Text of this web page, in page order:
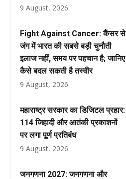
9 August, 2026
Fight Against Cancer: कैंसर से
जंग में भारत की सबसे बड़ी चुनौती
इलाज नहीं, समय पर पहचान है; जानिए
कैसे बदल सकती है तस्वीर
9 August, 2026
महाराष्ट्र सरकार का डिजिटल प्रहार:
114 जिहादी और आतंकी प्रकाशनों
पर लगा पूर्ण प्रतिबंध
9 August, 2026
जनगणना 2027: जनगणना और